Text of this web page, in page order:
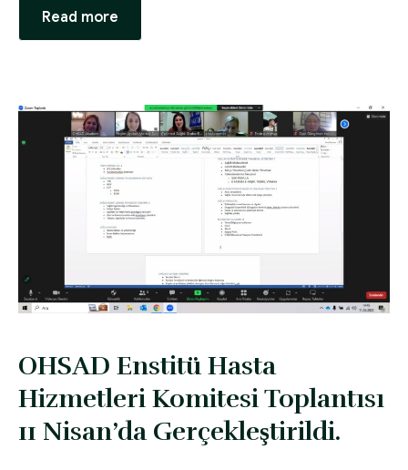
Read more
OHSAD Enstitü Hasta
Hizmetleri Komitesi Toplantısı
11 Nisan’da Gerçekleştirildi.